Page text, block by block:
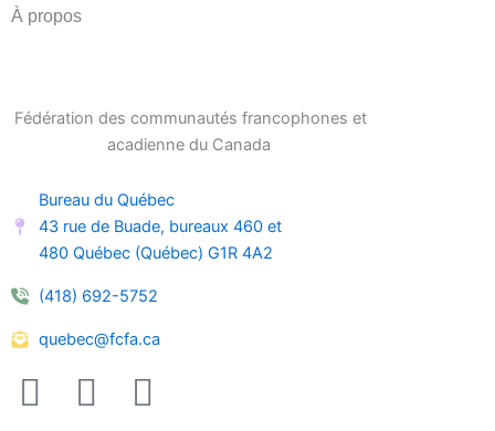
À propos
Fédération des communautés francophones et
acadienne du Canada
Bureau du Québec
43 rue de Buade, bureaux 460 et
480 Québec (Québec) G1R 4A2
(418) 692-5752
quebec@fcfa.ca
F
a
I
n
L
i